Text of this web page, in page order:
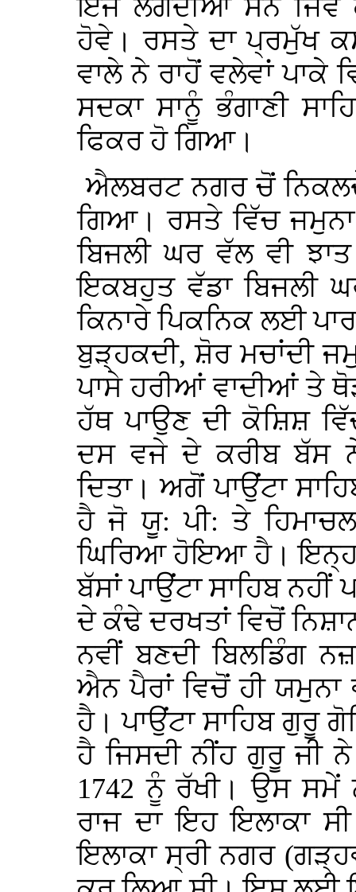
ਇੰਜ ਲਗਦੀਆਂ ਸਨ ਜਿਵੇਂ
ਹੋਵੇ। ਰਸਤੇ ਦਾ ਪ੍ਰਮੁੱਖ
ਵਾਲੇ ਨੇ ਰਾਹੋਂ ਵਲੇਵਾਂ ਪਾਕੇ
ਸਦਕਾ ਸਾਨੂੰ ਭੰਗਾਣੀ
ਫਿਕਰ ਹੋ ਗਿਆ।
ਐਲਬਰਟ ਨਗਰ ਚੋਂ ਨਿਕਲਦੇ
ਗਿਆ। ਰਸਤੇ ਵਿੱਚ
ਬਿਜਲੀ ਘਰ ਵੱਲ ਵੀ
ਇਕਬਹੁਤ ਵੱਡਾ ਬਿਜਲੀ
ਕਿਨਾਰੇ ਪਿਕਨਿਕ ਲਈ
ਬੁੜ੍ਹਕਦੀ, ਸ਼ੋਰ ਮਚਾਂਦੀ
ਪਾਸੇ ਹਰੀਆਂ ਵਾਦੀਆਂ ਤੇ
ਹੱਥ ਪਾਉਣ ਦੀ ਕੋਸ਼ਿਸ਼
ਦਸ ਵਜੇ ਦੇ ਕਰੀਬ ਬੱਸ
ਦਿਤਾ। ਅਗੋਂ ਪਾਉਂਟਾ
ਹੈ ਜੋ ਯੂ: ਪੀ: ਤੇ
ਘਿਰਿਆ ਹੋਇਆ ਹੈ।
ਬੱਸਾਂ ਪਾਉਂਟਾ ਸਾਹਿਬ
ਦੇ ਕੰਢੇ ਦਰਖਤਾਂ ਵਿਚੋਂ
ਨਵੀਂ ਬਣਦੀ ਬਿਲਡਿੰਗ
ਐਨ ਪੈਰਾਂ ਵਿਚੋਂ ਹੀ ਯਮੁਨਾ
ਹੈ। ਪਾਉਂਟਾ ਸਾਹਿਬ ਗੁਰੂ
ਹੈ ਜਿਸਦੀ ਨੀਂਹ ਗੁਰੂ ਜੀ
1742 ਨੂੰ ਰੱਖੀ। ਉਸ ਸਮੇਂ
ਰਾਜ ਦਾ ਇਹ ਇਲਾਕਾ
ਇਲਾਕਾ ਸ੍ਰੀ ਨਗਰ